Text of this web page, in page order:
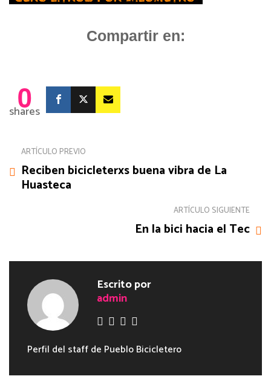
Compartir en:
0
shares
ARTÍCULO PREVIO
Reciben bicicleterxs buena vibra de La
Huasteca
ARTÍCULO SIGUIENTE
En la bici hacia el Tec
Escrito por
admin
Perfil del staff de Pueblo Bicicletero